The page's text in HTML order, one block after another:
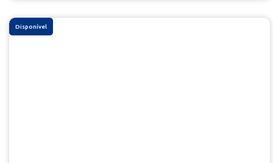
Disponível